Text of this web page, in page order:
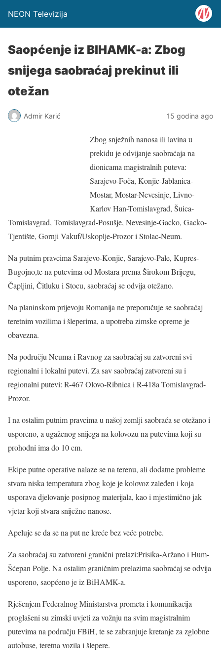
NEON Televizija
Saopćenje iz BIHAMK-a: Zbog
snijega saobraćaj prekinut ili
otežan
Admir Karić 15 godina ago
Zbog snježnih nanosa ili lavina u
prekidu je odvijanje saobraćaja na
dionicama magistralnih puteva:
Sarajevo-Foča, Konjic-Jablanica-
Mostar, Mostar-Nevesinje, Livno-
Karlov Han-Tomislavgrad, Šuica-
Tomislavgrad, Tomislavgrad-Posušje, Nevesinje-Gacko, Gacko-
Tjentište, Gornji Vakuf/Uskoplje-Prozor i Stolac-Neum.
Na putnim pravcima Sarajevo-Konjic, Sarajevo-Pale, Kupres-
Bugojno,te na putevima od Mostara prema Širokom Brijegu,
Čapljini, Čitluku i Stocu, saobraćaj se odvija otežano.
Na planinskom prijevoju Romanija ne preporučuje se saobraćaj
teretnim vozilima i šleperima, a upotreba zimske opreme je
obavezna.
Na području Neuma i Ravnog za saobraćaj su zatvoreni svi
regionalni i lokalni putevi. Za sav saobraćaj zatvoreni su i
regionalni putevi: R-467 Olovo-Ribnica i R-418a Tomislavgrad-
Prozor.
I na ostalim putnim pravcima u našoj zemlji saobraća se otežano i
usporeno, a ugaženog snijega na kolovozu na putevima koji su
prohodni ima do 10 cm.
Ekipe putne operative nalaze se na terenu, ali dodatne probleme
stvara niska temperatura zbog koje je kolovoz zaleđen i koja
usporava djelovanje posipnog materijala, kao i mjestimično jak
vjetar koji stvara sniježne nanose.
Apeluje se da se na put ne kreće bez veće potrebe.
Za saobraćaj su zatvoreni granični prelazi:Prisika-Aržano i Hum-
Šćepan Polje. Na ostalim graničnim prelazima saobraćaj se odvija
usporeno, saopćeno je iz BiHAMK-a.
Rješenjem Federalnog Ministarstva prometa i komunikacija
proglašeni su zimski uvjeti za vožnju na svim magistralnim
putevima na području FBiH, te se zabranjuje kretanje za zglobne
autobuse, teretna vozila i šlepere.